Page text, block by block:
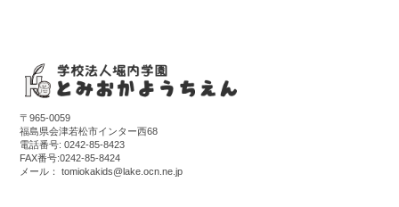
〒965-0059
福島県会津若松市インター西68
電話番号:0242-85-8423
FAX番号:0242-85-8424
メール：tomiokakids@lake.ocn.ne.jp